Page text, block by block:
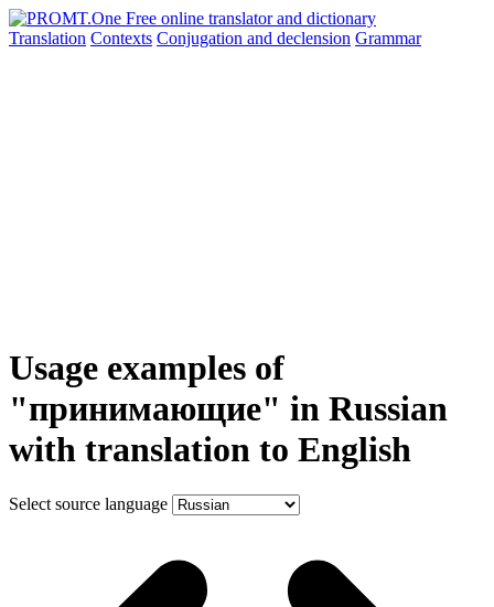
Translation Contexts Conjugation and declension Grammar
Usage examples of
"принимающие" in Russian
with translation to English
Select source language